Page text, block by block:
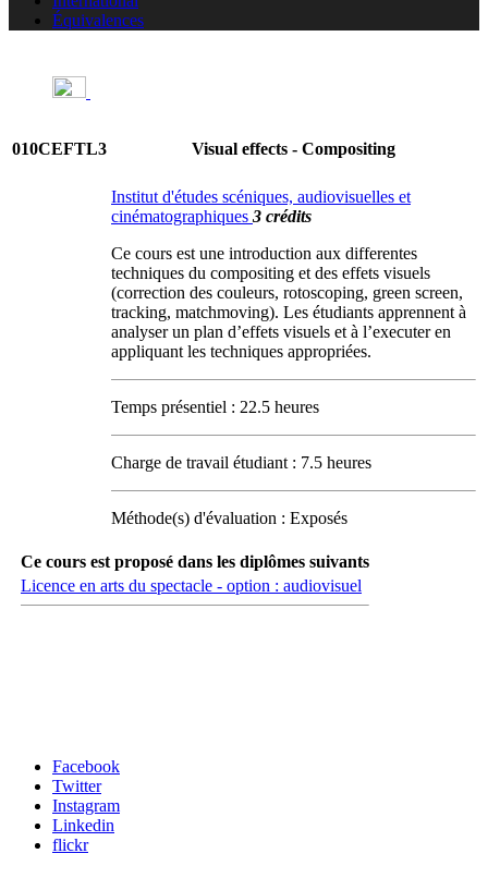
Équivalences
010CEFTL3 Visual effects - Compositing
Institut d'études scéniques, audiovisuelles et
cinématographiques 3 crédits
Ce cours est une introduction aux differentes
techniques du compositing et des effets visuels
(correction des couleurs, rotoscoping, green screen,
tracking, matchmoving). Les étudiants apprennent à
analyser un plan d’effets visuels et à l’executer en
appliquant les techniques appropriées.
Temps présentiel : 22.5 heures
Charge de travail étudiant : 7.5 heures
Méthode(s) d'évaluation : Exposés
Ce cours est proposé dans les diplômes suivants
Licence en arts du spectacle - option : audiovisuel
Facebook
Twitter
Instagram
Linkedin
flickr